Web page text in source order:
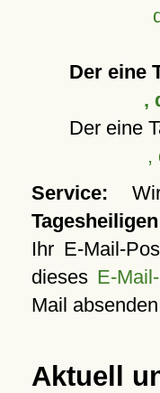
Der eine
,
Der eine
,
Service:
Tagesheiligen
Ihr E-Mail-
dieses E-
Mail
Aktuell